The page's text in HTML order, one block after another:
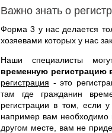
Важно знать о
Форма 3 у нас делается
хозяевами которых у нас
Наши специалисты
временную регистрацию
регистрация - это
там где гражданин
регистрации в том, если
например вам необходимо
другом месте, вам не